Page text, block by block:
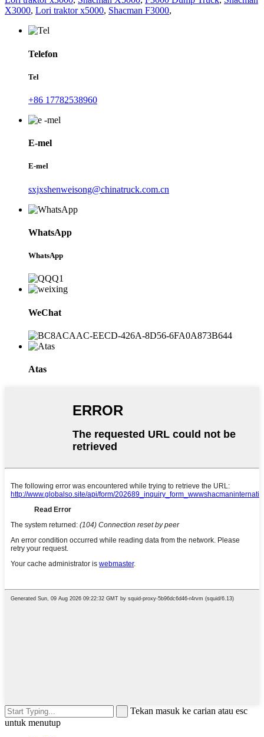
X3000, Lori traktor x5000, Shacman F3000,
Telefon
Tel
+86 17782538960
E-mel
E-mel
sxjxshenweisong@chinatruck.com.cn
WhatsApp
WhatsApp
WeChat
Atas
Tekan masuk ke carian atau esc
untuk menutup